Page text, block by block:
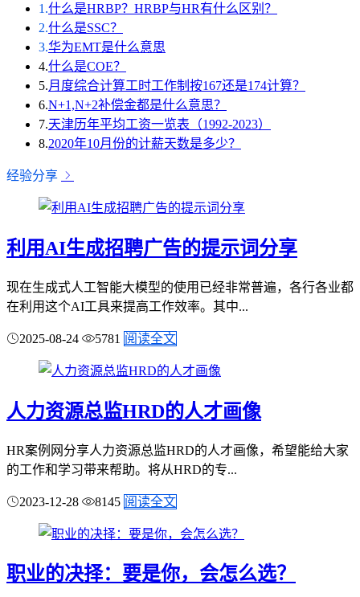
1.什么是HRBP？HRBP与HR有什么区别？
2.什么是SSC？
3.华为EMT是什么意思
4.什么是COE？
5.月度综合计算工时工作制按167还是174计算？
6.N+1,N+2补偿金都是什么意思？
7.天津历年平均工资一览表（1992-2023）
8.2020年10月份的计薪天数是多少？
经验分享
利用AI生成招聘广告的提示词分享
现在生成式人工智能大模型的使用已经非常普遍，各行各业都
在利用这个AI工具来提高工作效率。其中...
2025-08-24 5781 阅读全文
人力资源总监HRD的人才画像
HR案例网分享人力资源总监HRD的人才画像，希望能给大家
的工作和学习带来帮助。将从HRD的专...
2023-12-28 8145 阅读全文
职业的决择：要是你，会怎么选？